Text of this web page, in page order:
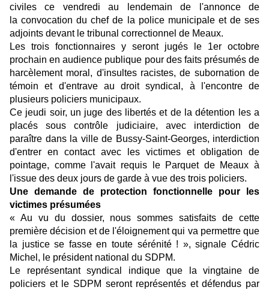
civiles ce vendredi au lendemain de l'annonce de
la convocation du chef de la police municipale et de ses
adjoints devant le tribunal correctionnel de Meaux.
Les trois fonctionnaires y seront jugés le 1er octobre
prochain en audience publique pour des faits présumés de
harcèlement moral, d'insultes racistes, de subornation de
témoin et d'entrave au droit syndical, à l'encontre de
plusieurs policiers municipaux.
Ce jeudi soir, un juge des libertés et de la détention les a
placés sous contrôle judiciaire, avec interdiction de
paraître dans la ville de Bussy-Saint-Georges, interdiction
d'entrer en contact avec les victimes et obligation de
pointage, comme l'avait requis le Parquet de Meaux à
l'issue des deux jours de garde à vue des trois policiers.
Une demande de protection fonctionnelle pour les
victimes présumées
« Au vu du dossier, nous sommes satisfaits de cette
première décision et de l'éloignement qui va permettre que
la justice se fasse en toute sérénité ! », signale Cédric
Michel, le président national du SDPM.
Le représentant syndical indique que la vingtaine de
policiers et le SDPM seront représentés et défendus par